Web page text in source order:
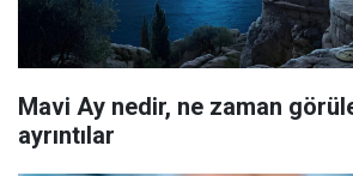
Mavi Ay nedir, ne zaman
ayrıntılar